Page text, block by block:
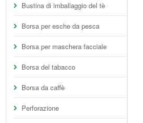
Bustina di imballaggio del tè
Borsa per esche da pesca
Borsa per maschera facciale
Borsa del tabacco
Borsa da caffè
Perforazione